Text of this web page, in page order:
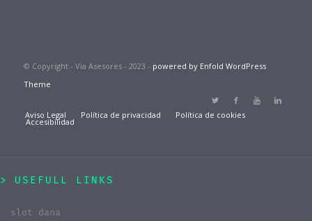
© Copyright - Via Asesores - 2023 - powered by Enfold WordPress
Theme
Aviso Legal Política de privacidad Política de cookies
Accesibilidad
USEFULL LINKS
slot dana